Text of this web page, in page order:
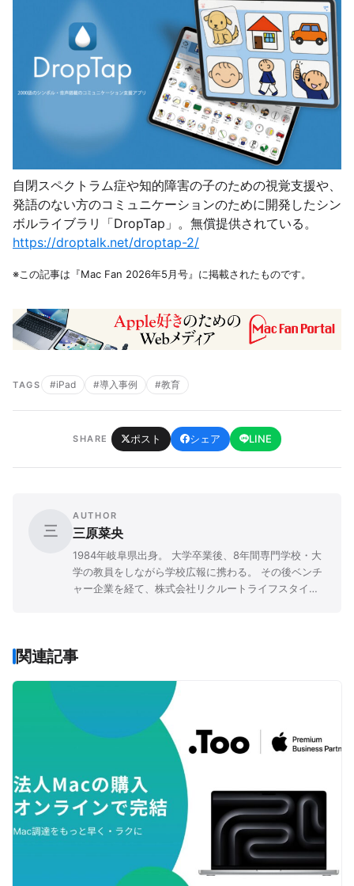
自閉スペクトラム症や知的障害の子のための視覚支援や、
発語のない方のコミュニケーションのために開発したシン
ボルライブラリ「DropTap」。無償提供されている。
https://droptalk.net/droptap-2/
※この記事は『Mac Fan 2026年5月号』に掲載されたものです。
TAGS #iPad #導入事例 #教育
SHARE ポスト シェア LINE
三
AUTHOR
三原菜央
1984年岐阜県出身。 大学卒業後、8年間専門学校・大
学の教員をしながら学校広報に携わる。 その後ベンチ
ャー企業を経て、株式会社リクルートライフスタイル
関連記事